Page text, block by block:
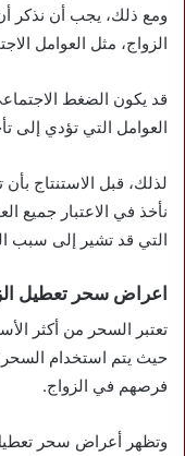
ومع ذلك، يجب أن نذكر
الزواج، مثل العوامل
قد يكون الضغط
العوامل التي تؤدي إلى
لذلك، قبل الاستنتاج
نأخذ في الاعتبار جميع
التي قد تشير إلى سبب
اعراض سحر تعطيل
تعتبر السحر من أكثر
حيث يتم استخدام السحر
فرصهم في الزواج.
وتظهر أعراض سحر